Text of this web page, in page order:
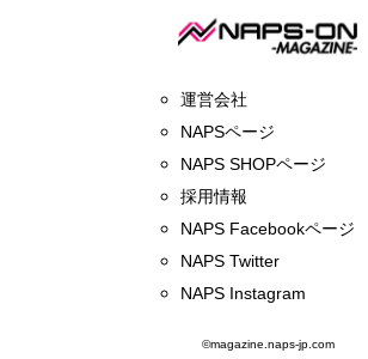
運営会社
NAPSページ
NAPS SHOPページ
採用情報
NAPS Facebookページ
NAPS Twitter
NAPS Instagram
©magazine.naps-jp.com